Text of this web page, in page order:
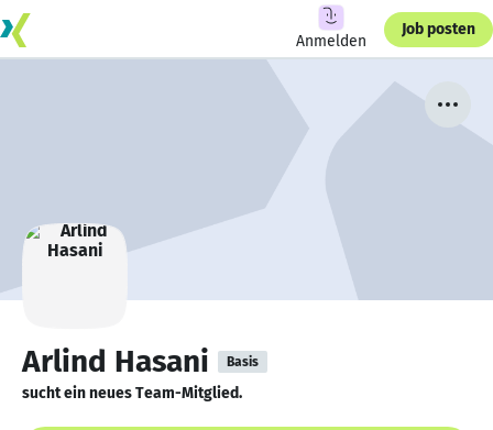
Anmelden
Job posten
Arlind Hasani Basis
sucht ein neues Team-Mitglied.